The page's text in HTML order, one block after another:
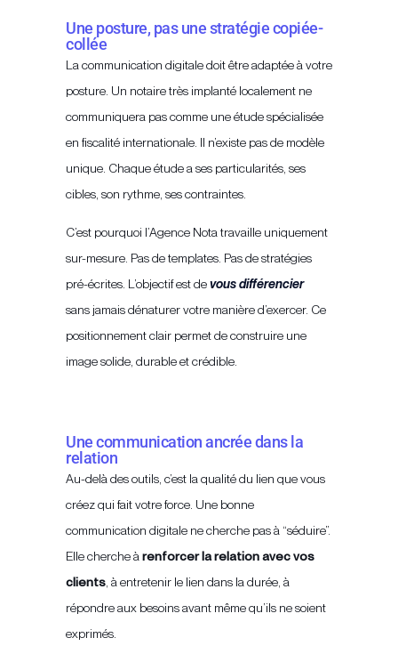
Une posture, pas une stratégie copiée-
collée
La communication digitale doit être adaptée à votre
posture. Un notaire très implanté localement ne
communiquera pas comme une étude spécialisée
en fiscalité internationale. Il n’existe pas de modèle
unique. Chaque étude a ses particularités, ses
cibles, son rythme, ses contraintes.
C’est pourquoi l’Agence Nota travaille uniquement
sur-mesure. Pas de templates. Pas de stratégies
pré-écrites. L’objectif est devous différencier
sans jamais dénaturer votre manière d’exercer. Ce
positionnement clair permet de construire une
image solide, durable et crédible.
Une communication ancrée dans la
relation
Au-delà des outils, c’est la qualité du lien que vous
créez qui fait votre force. Une bonne
communication digitale ne cherche pas à “séduire”.
Elle cherche à renforcer la relation avec vos
clients , à entretenir le lien dans la durée, à
répondre aux besoins avant même qu’ils ne soient
exprimés.